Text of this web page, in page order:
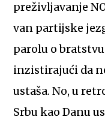
preživljavanje
van partijske
parolu o
inzistirajući da
ustaša. No, u
Srbu kao Danu